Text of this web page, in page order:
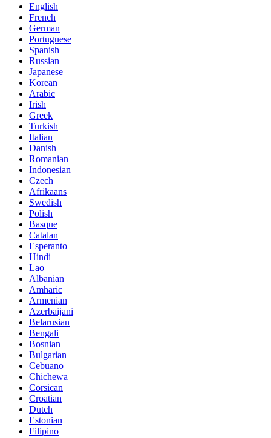
English
French
German
Portuguese
Spanish
Russian
Japanese
Korean
Arabic
Irish
Greek
Turkish
Italian
Danish
Romanian
Indonesian
Czech
Afrikaans
Swedish
Polish
Basque
Catalan
Esperanto
Hindi
Lao
Albanian
Amharic
Armenian
Azerbaijani
Belarusian
Bengali
Bosnian
Bulgarian
Cebuano
Chichewa
Corsican
Croatian
Dutch
Estonian
Filipino